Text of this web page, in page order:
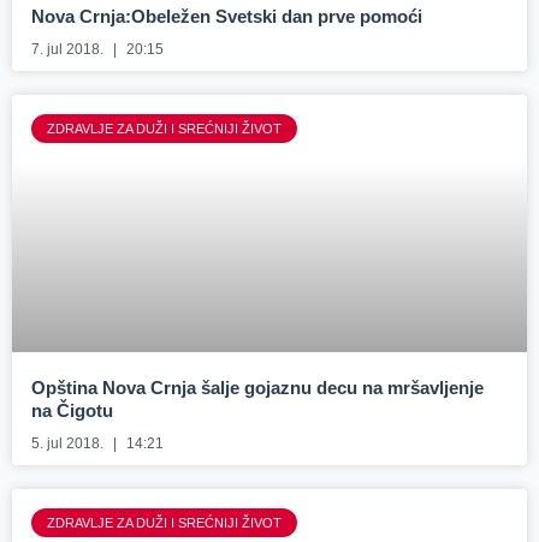
Nova Crnja:Obeležen Svetski dan prve pomoći
7. jul 2018. 20:15
ZDRAVLJE ZA DUŽI I SREĆNIJI ŽIVOT
Opština Nova Crnja šalje gojaznu decu na mršavljenje
na Čigotu
5. jul 2018. 14:21
ZDRAVLJE ZA DUŽI I SREĆNIJI ŽIVOT